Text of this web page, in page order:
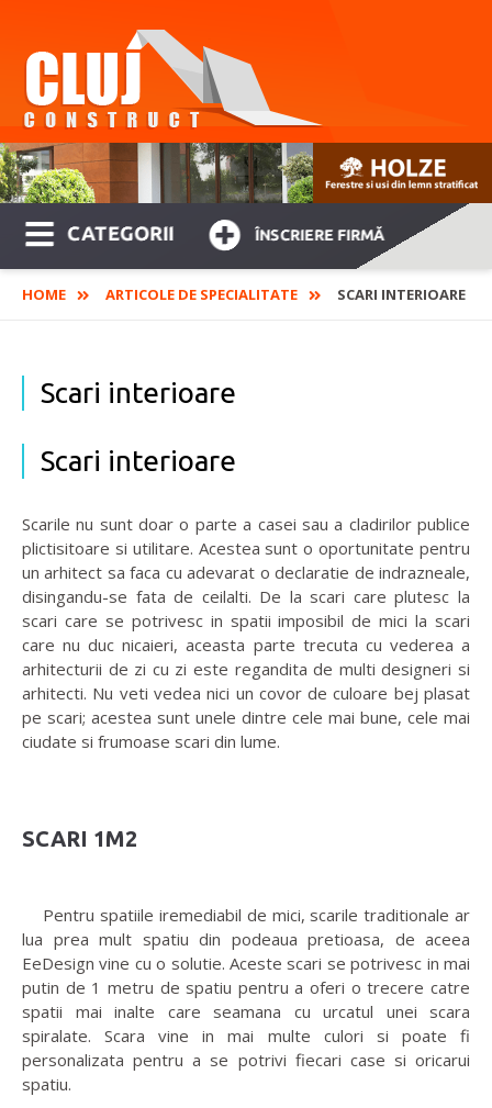
CATEGORII ÎNSCRIERE FIRMĂ
HOME ARTICOLE DE SPECIALITATE SCARI INTERIOARE
Scari interioare
Scari interioare
Scarile nu sunt doar o parte a casei sau a cladirilor publice
plictisitoare si utilitare. Acestea sunt o oportunitate pentru
un arhitect sa faca cu adevarat o declaratie de indrazneale,
disingandu-se fata de ceilalti. De la scari care plutesc la
scari care se potrivesc in spatii imposibil de mici la scari
care nu duc nicaieri, aceasta parte trecuta cu vederea a
arhitecturii de zi cu zi este regandita de multi designeri si
arhitecti. Nu veti vedea nici un covor de culoare bej plasat
pe scari; acestea sunt unele dintre cele mai bune, cele mai
ciudate si frumoase scari din lume.
SCARI 1M2
Pentru spatiile iremediabil de mici, scarile traditionale ar
lua prea mult spatiu din podeaua pretioasa, de aceea
EeDesign vine cu o solutie. Aceste scari se potrivesc in mai
putin de 1 metru de spatiu pentru a oferi o trecere catre
spatii mai inalte care seamana cu urcatul unei scara
spiralate. Scara vine in mai multe culori si poate fi
personalizata pentru a se potrivi fiecari case si oricarui
spatiu.